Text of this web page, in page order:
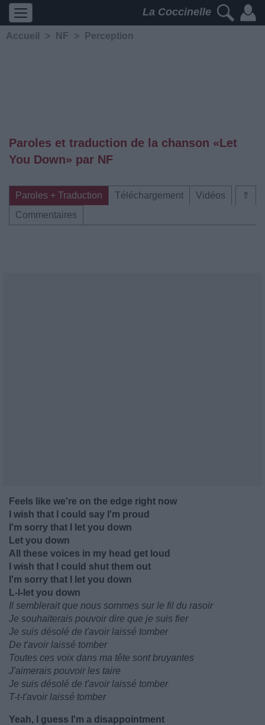
La Coccinelle
Accueil > NF > Perception
Paroles et traduction de la chanson «Let
You Down» par NF
⇑
Paroles + Traduction Téléchargement
Vidéos
Commentaires
Feels like we're on the edge right now
I wish that I could say I'm proud
I'm sorry that I let you down
Let you down
All these voices in my head get loud
I wish that I could shut them out
I'm sorry that I let you down
L-l-let you down
Il semblerait que nous sommes sur le fil du rasoir
Je souhaiterais pouvoir dire que je suis fier
Je suis désolé de t'avoir laissé tomber
De t'avoir laissé tomber
Toutes ces voix dans ma tête sont bruyantes
J'aimerais pouvoir les taire
Je suis désolé de t'avoir laissé tomber
T-t-t'avoir laissé tomber
Yeah, I guess I'm a disappointment